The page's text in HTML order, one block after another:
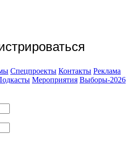
Спецпроекты Контакты Реклама
Мероприятия Выборы-2026